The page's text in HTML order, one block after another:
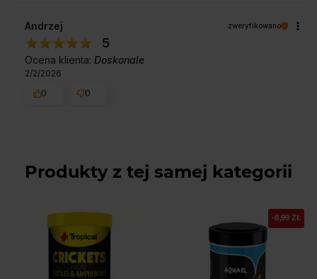
Andrzej zweryfikowano
5
Ocena klienta: Doskonale
2/2/2026
0
0
Produkty z tej samej kategorii
-8,99 ZŁ